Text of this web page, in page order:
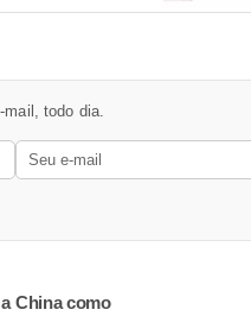
todo dia.
China como